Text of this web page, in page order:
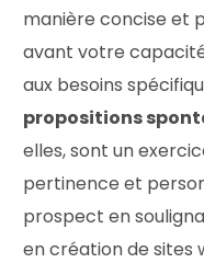
manière concise et
avant votre
aux besoins
propositions
elles, sont un
pertinence et
prospect en
en création de sites